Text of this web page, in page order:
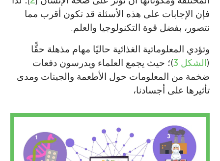
فإن الإجابات على هذه الأسئلة قد تكون أقرب مما
نتصور، بفضل قوة التكنولوجيا والعلم.
وتؤدي المعلوماتية الغذائية حاليًا مهام مذهلة حقًّا
(الشكل 3
)؛ حيث يجمع العلماء ويدرسون دفعات
ضخمة من المعلومات حول الأطعمة والجينات ومدى
تأثيرها على أجسادنا،